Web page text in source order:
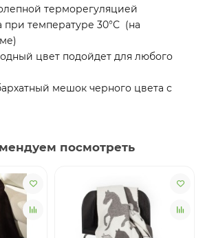
терморегуляцией
при температуре 30°С (на
цвет подойдет для любого
мешок черного цвета с
посмотреть